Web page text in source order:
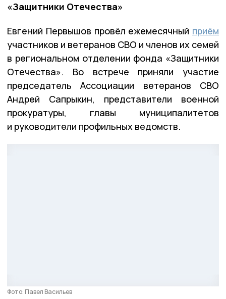
«Защитники Отечества»
Евгений Первышов провёл ежемесячный приём
участников и ветеранов СВО и членов их семей
в региональном отделении фонда «Защитники
Отечества». Во встрече приняли участие
председатель Ассоциации ветеранов СВО
Андрей Сапрыкин, представители военной
прокуратуры, главы муниципалитетов
и руководители профильных ведомств.
Фото: Павел Васильев